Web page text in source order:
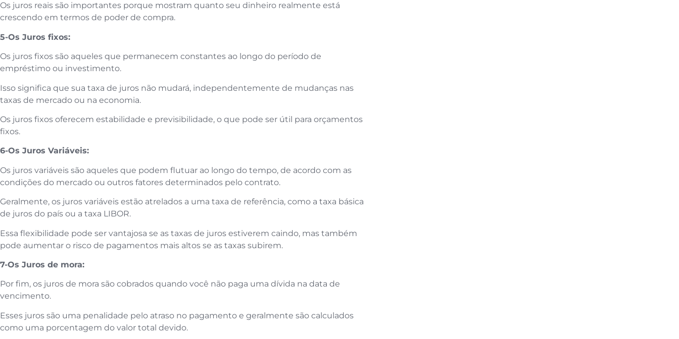
Os juros reais são importantes porque mostram quanto seu dinheiro realmente está
crescendo em termos de poder de compra.
5-Os Juros fixos:
Os juros fixos são aqueles que permanecem constantes ao longo do período de
empréstimo ou investimento.
Isso significa que sua taxa de juros não mudará, independentemente de mudanças nas
taxas de mercado ou na economia.
Os juros fixos oferecem estabilidade e previsibilidade, o que pode ser útil para orçamentos
fixos.
6-Os Juros Variáveis:
Os juros variáveis são aqueles que podem flutuar ao longo do tempo, de acordo com as
condições do mercado ou outros fatores determinados pelo contrato.
Geralmente, os juros variáveis estão atrelados a uma taxa de referência, como a taxa básica
de juros do país ou a taxa LIBOR.
Essa flexibilidade pode ser vantajosa se as taxas de juros estiverem caindo, mas também
pode aumentar o risco de pagamentos mais altos se as taxas subirem.
7-Os Juros de mora:
Por fim, os juros de mora são cobrados quando você não paga uma dívida na data de
vencimento.
Esses juros são uma penalidade pelo atraso no pagamento e geralmente são calculados
como uma porcentagem do valor total devido.